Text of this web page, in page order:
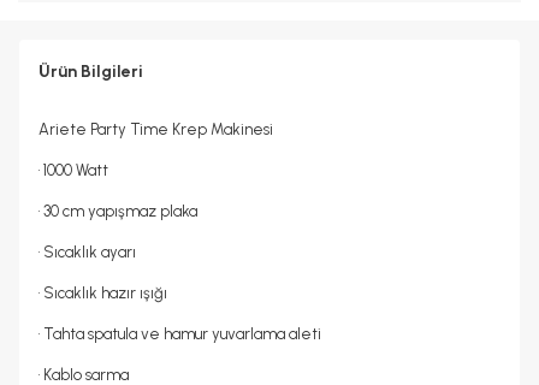
Ürün Bilgileri
Ariete Party Time Krep Makinesi
• 1000 Watt
• 30 cm yapışmaz plaka
• Sıcaklık ayarı
• Sıcaklık hazır ışığı
• Tahta spatula ve hamur yuvarlama aleti
• Kablo sarma